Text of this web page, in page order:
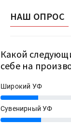
НАШ ОПРОС
Какой
себе на
Широкий УФ
25%
Сувенирный УФ
27%